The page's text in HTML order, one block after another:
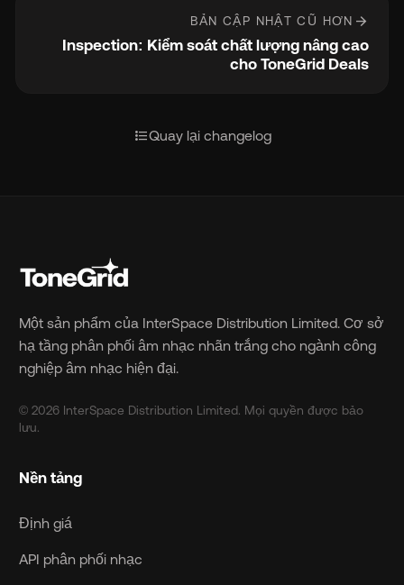
BẢN CẬP NHẬT CŨ HƠN arrow_forward
Inspection: Kiểm soát chất lượng nâng cao
cho ToneGrid Deals
format_list_bulletedQuay lại changelog
Một sản phẩm của InterSpace Distribution Limited. Cơ sở
hạ tầng phân phối âm nhạc nhãn trắng cho ngành công
nghiệp âm nhạc hiện đại.
© 2026 InterSpace Distribution Limited. Mọi quyền được bảo
lưu.
Nền tảng
Định giá
API phân phối nhạc